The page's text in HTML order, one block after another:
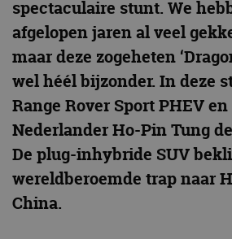
spectaculaire stunt. We
afgelopen jaren al veel
maar deze zogeheten
wel héél bijzonder. In deze
Range Rover Sport PHEV en
Nederlander Ho-Pin Tung
De plug-inhybride SUV
wereldberoemde trap naar
China.